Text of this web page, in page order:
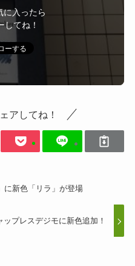
に入ったら
してね！
アしてね！
に新色「リラ」が登場
ップレスデジモに新色追加！